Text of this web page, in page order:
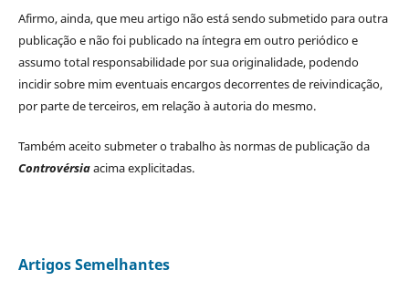
Afirmo, ainda, que meu artigo não está sendo submetido para outra
publicação e não foi publicado na íntegra em outro periódico e
assumo total responsabilidade por sua originalidade, podendo
incidir sobre mim eventuais encargos decorrentes de reivindicação,
por parte de terceiros, em relação à autoria do mesmo.
Também aceito submeter o trabalho às normas de publicação da
Controvérsiaacima explicitadas.
Artigos Semelhantes